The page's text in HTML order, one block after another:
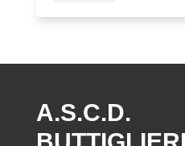
A.S.C.D.